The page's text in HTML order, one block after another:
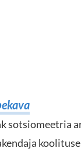
sotsiomeetria